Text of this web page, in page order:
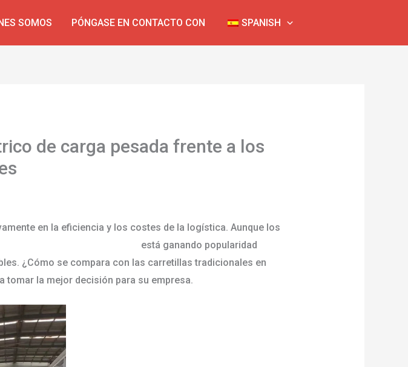
SOMOS PÓNGASE EN CONTACTO CON SPANISH
de carga pesada frente a los
en la eficiencia y los costes de la logística. Aunque los
está ganando popularidad
¿Cómo se compara con las carretillas tradicionales en
tomar la mejor decisión para su empresa.